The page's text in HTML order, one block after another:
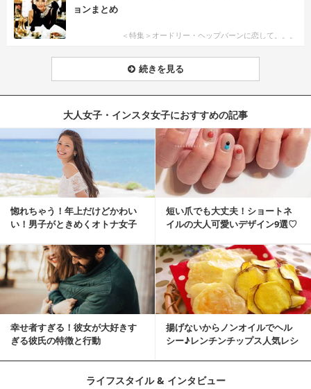
ョンまとめ
＜特集＞オードリー・ヘップバーンに恋して。。。
続きを見る
大人女子・インスタ女子におすすめの記事
惚れちゃう！年上だけどかわい
い！男子がときめくオトナ女子
短い爪でも大丈夫！ショートネ
イルの大人可愛いデザイン9選♡
幸せ者すぎる！彼女が大好きす
ぎる彼氏の特徴と行動
揚げないからノンオイルでヘル
シー♪レンチンチップス人気レシ
ライフスタイル & インタビュー